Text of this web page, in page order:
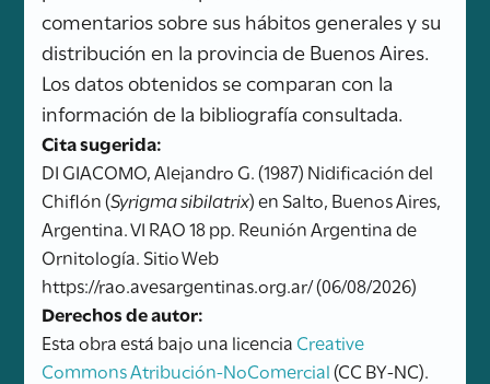
comentarios sobre sus hábitos generales y su
distribución en la provincia de Buenos Aires.
Los datos obtenidos se comparan con la
información de la bibliografía consultada.
Cita sugerida:
DI GIACOMO, Alejandro G. (1987) Nidificación del
Chiflón (Syrigma sibilatrix) en Salto, Buenos Aires,
Argentina. VI RAO 18 pp. Reunión Argentina de
Ornitología. Sitio Web
https://rao.avesargentinas.org.ar/ (06/08/2026)
Derechos de autor:
Esta obra está bajo una licencia Creative
Commons Atribución-NoComercial(CC BY-NC).